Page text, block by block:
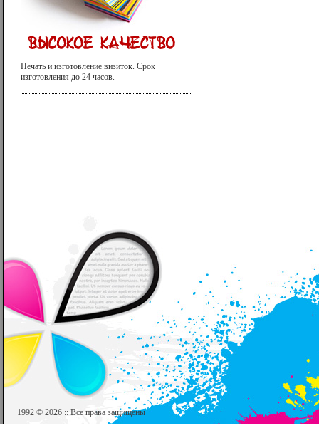
Печать и изготовление визиток. Срок
изготовления до 24 часов.
1992 © 2026 :: Все права защищены